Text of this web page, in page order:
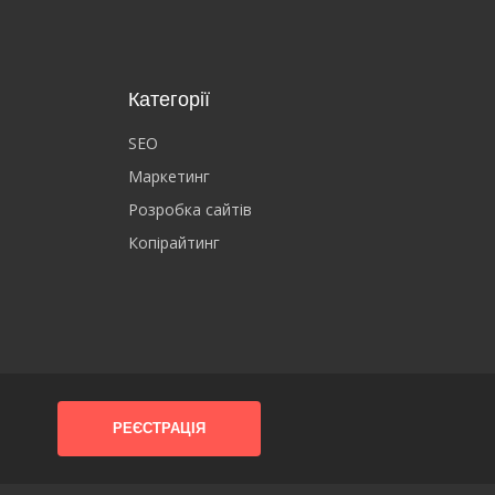
Категорії
SEO
Маркетинг
Розробка сайтів
Копірайтинг
РЕЄСТРАЦІЯ